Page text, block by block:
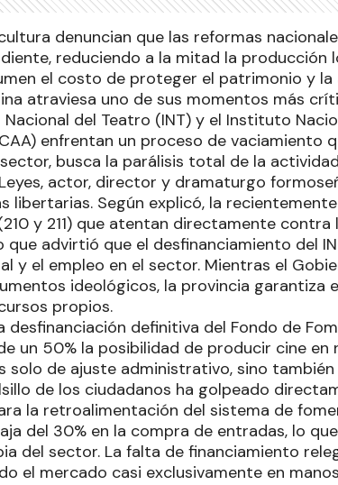
denuncian que las reformas
reduciendo a la mitad la producción
el costo de proteger el patrimonio y
atraviesa uno de sus momentos más
del Teatro (INT) y el Instituto
enfrentan un proceso de vaciamiento
busca la parálisis total de la
actor, director y dramaturgo
libertarias. Según explicó, la
y 211) que atentan directamente
que advirtió que el desfinanciamiento del
y el empleo en el sector. Mientras el
ideológicos, la provincia garantiza
propios.
desfinanciación definitiva del Fondo de
un 50% la posibilidad de producir cine en
solo de ajuste administrativo, sino
de los ciudadanos ha golpeado
la retroalimentación del sistema de
del 30% en la compra de entradas, lo
del sector. La falta de financiamiento
el mercado casi exclusivamente en